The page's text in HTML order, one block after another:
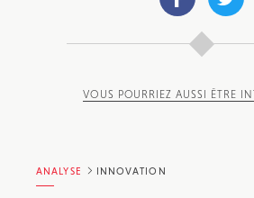
VOUS POURRIEZ AUSSI ÊTRE
ANALYSE INNOVATION